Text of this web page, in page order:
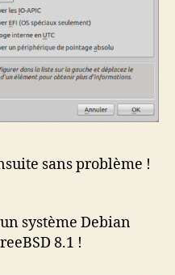
sans problème !
système Debian
8.1 !